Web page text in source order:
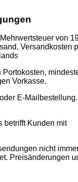
von
Versandkosten
Vorkasse.
E-Mailbestellung.
betrifft Kunden mit
nicht
Preisänderungen